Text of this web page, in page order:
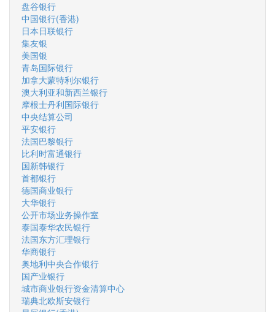
盘谷银行
中国银行(香港)
日本日联银行
集友银
美国银
青岛国际银行
加拿大蒙特利尔银行
澳大利亚和新西兰银行
摩根士丹利国际银行
中央结算公司
平安银行
法国巴黎银行
比利时富通银行
国新韩银行
首都银行
德国商业银行
大华银行
公开市场业务操作室
泰国泰华农民银行
法国东方汇理银行
华商银行
奥地利中央合作银行
国产业银行
城市商业银行资金清算中心
瑞典北欧斯安银行